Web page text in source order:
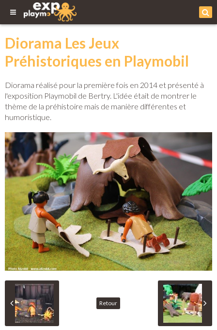
Diorama Les Jeux
Préhistoriques en Playmobil
Diorama réalisé pour la première fois en 2014 et présenté à
l'exposition Playmobil de Bertry. L'idée était de montrer le
thème de la préhistoire mais de manière différentes et
humoristique.
Retour